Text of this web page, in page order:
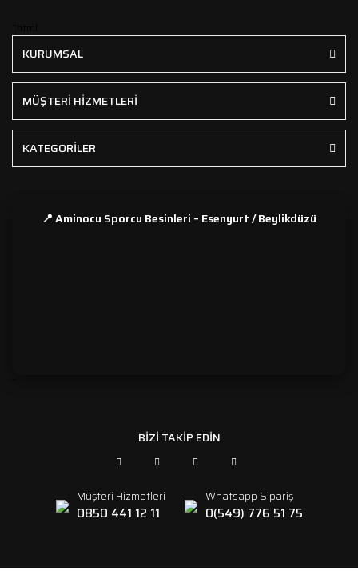
KURUMSAL
MÜŞTERİ HİZMETLERİ
KATEGORİLER
📍 Aminocu Sporcu Besinleri – Esenyurt / Beylikdüzü
BİZİ TAKİP EDİN
Müşteri Hizmetleri
0850 441 12 11
Whatsapp Sipariş
0(549) 776 51 75